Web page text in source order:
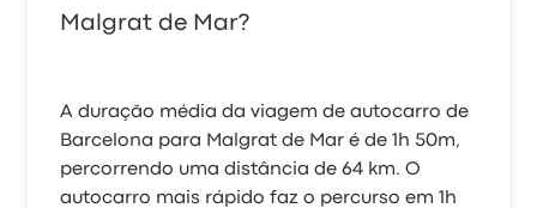
Malgrat de Mar?
A duração média da viagem de autocarro de
Barcelona para Malgrat de Mar é de 1h 50m,
percorrendo uma distância de 64 km. O
autocarro mais rápido faz o percurso em 1h